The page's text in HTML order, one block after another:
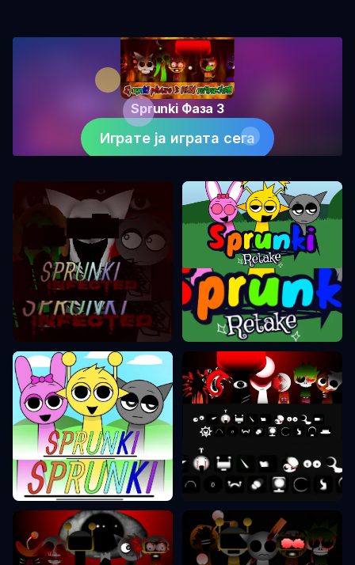
Sprunki Фаза 3
Играте ја играта сега
Sprunki Фаза 2
Sprunki Ретake
Sprunki Фаза 1
Sprunki Фаза 8